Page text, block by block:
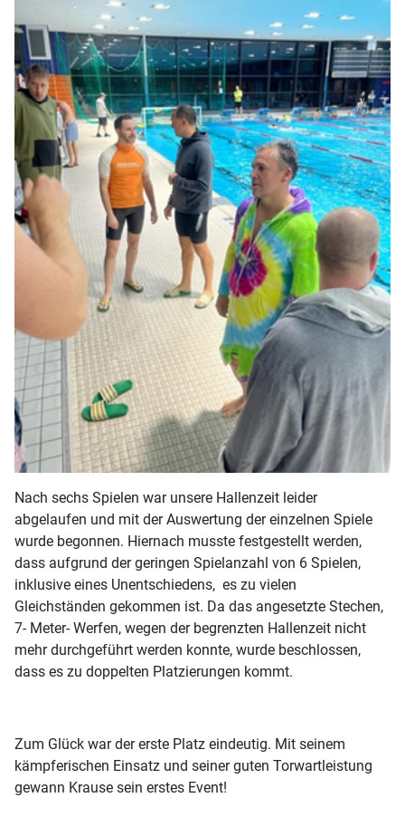
Nach sechs Spielen war unsere Hallenzeit leider
abgelaufen und mit der Auswertung der einzelnen Spiele
wurde begonnen. Hiernach musste festgestellt werden,
dass aufgrund der geringen Spielanzahl von 6 Spielen,
inklusive eines Unentschiedens, es zu vielen
Gleichständen gekommen ist. Da das angesetzte Stechen,
7- Meter- Werfen, wegen der begrenzten Hallenzeit nicht
mehr durchgeführt werden konnte, wurde beschlossen,
dass es zu doppelten Platzierungen kommt.
Zum Glück war der erste Platz eindeutig. Mit seinem
kämpferischen Einsatz und seiner guten Torwartleistung
gewann Krause sein erstes Event!